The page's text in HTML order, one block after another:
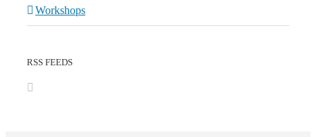
Workshops
RSS FEEDS